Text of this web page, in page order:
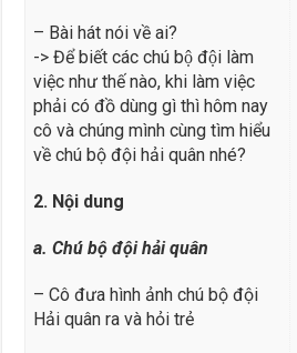
– Bài hát nói về ai?
-> Để biết các chú bộ đội làm
việc như thế nào, khi làm việc
phải có đồ dùng gì thì hôm nay
cô và chúng mình cùng tìm hiểu
về chú bộ đội hải quân nhé?
2. Nội dung
a. Chú bộ đội hải quân
– Cô đưa hình ảnh chú bộ đội
Hải quân ra và hỏi trẻ